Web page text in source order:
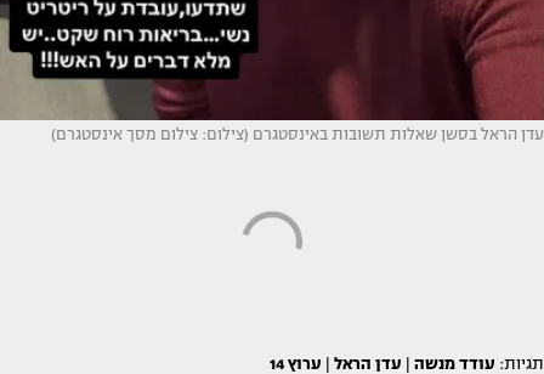
עדן הראל בסשן שאלות תשובות באינסטגרם (צילום: צילום מסך אינסטגרם)
תגיות: עודד מנשה עדן הראל ערוץ 14